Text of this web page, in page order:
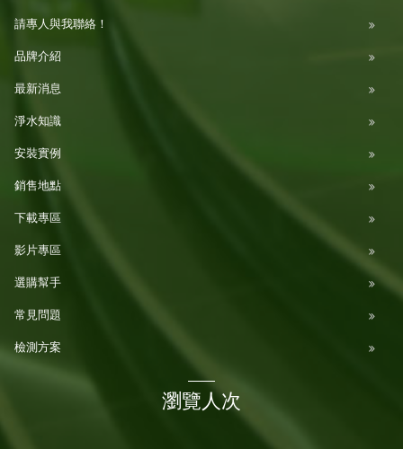
請專人與我聯絡！
品牌介紹
最新消息
淨水知識
安裝實例
銷售地點
下載專區
影片專區
選購幫手
常見問題
檢測方案
瀏覽人次